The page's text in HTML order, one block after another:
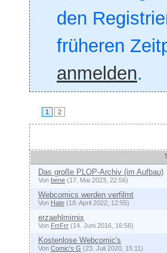
den
früheren
anmelden.
1 2
Das große PLOP-Archiv (im Aufbau)
Von bene (17. Mai 2023, 22:56)
Webcomics werden verfilmt
Von Hate (18. April 2022, 12:55)
erzaehlmirnix
Von FrrFrr (14. Juni 2016, 16:56)
Kostenlose Webcomic's
Von Comic's G (23. Juli 2020, 15:11)